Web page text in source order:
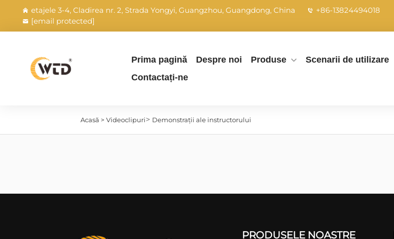
etajele 3-4, Cladirea nr. 2, Strada Yongyi, Guangzhou, Guangdong, China
+86-13824494018
[email protected]
Prima pagină Despre noi Produse Scenarii de utilizare
Contactați-ne
Acasă > Videoclipuri> Demonstrații ale instructorului
PRODUSELE NOASTRE